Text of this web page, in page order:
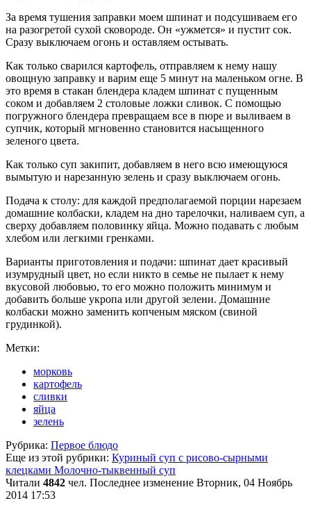
За время тушения заправки моем шпинат и подсушиваем его
на разогретой сухой сковороде. Он «ужмется» и пустит сок.
Сразу выключаем огонь и оставляем остывать.
Как только сварился картофель, отправляем к нему нашу
овощную заправку и варим еще 5 минут на маленьком огне. В
это время в стакан блендера кладем шпинат с пущенным
соком и добавляем 2 столовые ложки сливок. С помощью
погружного блендера превращаем все в пюре и выливаем в
супчик, который мгновенно становится насыщенного
зеленого цвета.
Как только суп закипит, добавляем в него всю имеющуюся
вымытую и нарезанную зелень и сразу выключаем огонь.
Подача к столу: для каждой предполагаемой порции нарезаем
домашние колбаски, кладем на дно тарелочки, наливаем суп, а
сверху добавляем половинку яйца. Можно подавать с любым
хлебом или легкими гренками.
Варианты приготовления и подачи: шпинат дает красивый
изумрудный цвет, но если никто в семье не пылает к нему
вкусовой любовью, то его можно положить минимум и
добавить больше укропа или другой зелени. Домашние
колбаски можно заменить копченым мяском (свиной
грудинкой).
Метки:
морковь
картофель
сливки
яйца
зелень
Рубрика: Первое блюдо
Еще из этой рубрики: Куриный суп с рисово-сырными
клецками Молочно-тыквенный суп
Читали 4842 чел. Последнее изменение Вторник, 04 Ноябрь
2014 17:53